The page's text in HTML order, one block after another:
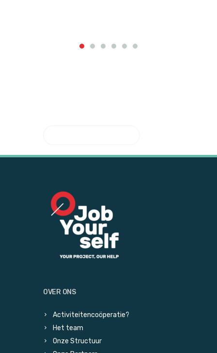
OVER ONS
Activiteitencoöperatie?
Het team
Onze Structuur